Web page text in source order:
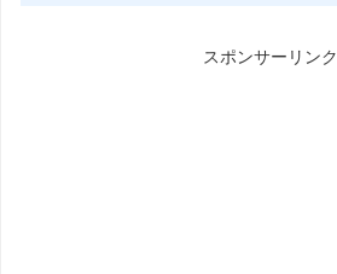
スポンサーリンク